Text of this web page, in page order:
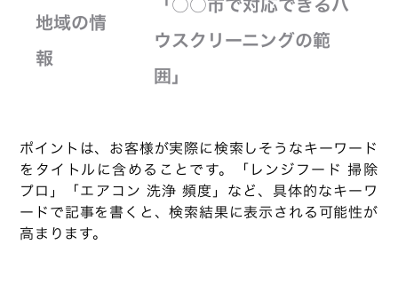
地域の情
報
ウスクリーニングの範
囲」
ポイントは、お客様が実際に検索しそうなキーワード
をタイトルに含めることです。「レンジフード 掃除
プロ」「エアコン 洗浄 頻度」など、具体的なキーワ
ードで記事を書くと、検索結果に表示される可能性が
高まります。